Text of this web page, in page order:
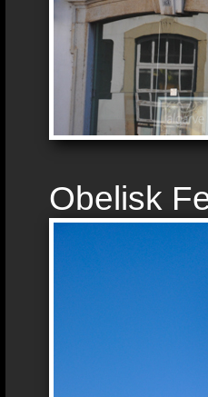
Obelisk